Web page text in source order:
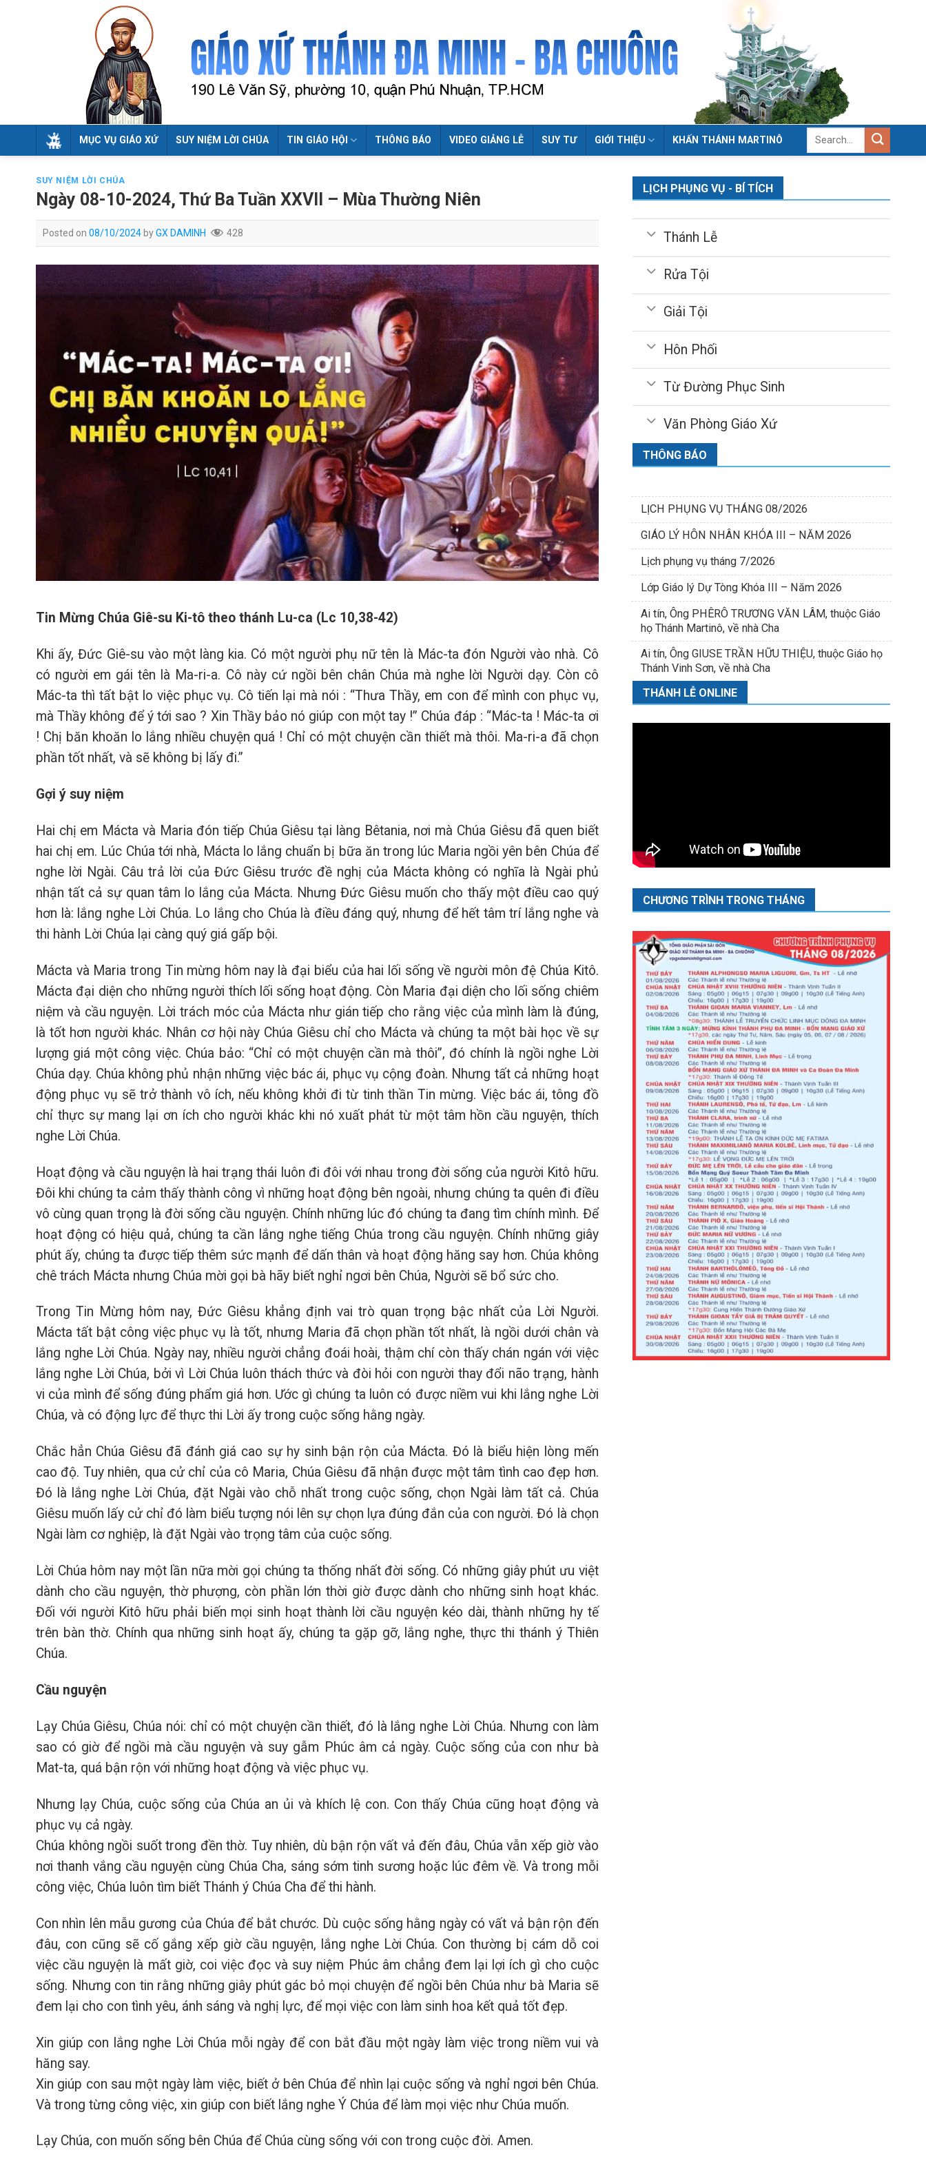
MỤC VỤ GIÁO XỨ SUY NIỆM LỜI CHÚA TIN GIÁO HỘI THÔNG BÁO VIDEO GIẢNG LỄ SUY TƯ GIỚI THIỆU KHẤN THÁNH MARTINÔ
SUY NIỆM LỜI CHÚA
Ngày 08-10-2024, Thứ Ba Tuần XXVII – Mùa Thường Niên
Posted on 08/10/2024 byGX DAMINH 428
Tin Mừng Chúa Giê-su Ki-tô theo thánh Lu-ca (Lc 10,38-42)
Khi ấy, Đức Giê-su vào một làng kia. Có một người phụ nữ tên là Mác-ta đón Người vào nhà. Cô
có người em gái tên là Ma-ri-a. Cô này cứ ngồi bên chân Chúa mà nghe lời Người dạy. Còn cô
Mác-ta thì tất bật lo việc phục vụ. Cô tiến lại mà nói : “Thưa Thầy, em con để mình con phục vụ,
mà Thầy không để ý tới sao ? Xin Thầy bảo nó giúp con một tay !” Chúa đáp : “Mác-ta ! Mác-ta ơi
! Chị băn khoăn lo lắng nhiều chuyện quá ! Chỉ có một chuyện cần thiết mà thôi. Ma-ri-a đã chọn
phần tốt nhất, và sẽ không bị lấy đi.”
Gợi ý suy niệm
Hai chị em Mácta và Maria đón tiếp Chúa Giêsu tại làng Bêtania, nơi mà Chúa Giêsu đã quen biết
hai chị em. Lúc Chúa tới nhà, Mácta lo lắng chuẩn bị bữa ăn trong lúc Maria ngồi yên bên Chúa để
nghe lời Ngài. Câu trả lời của Đức Giêsu trước đề nghị của Mácta không có nghĩa là Ngài phủ
nhận tất cả sự quan tâm lo lắng của Mácta. Nhưng Đức Giêsu muốn cho thấy một điều cao quý
hơn là: lắng nghe Lời Chúa. Lo lắng cho Chúa là điều đáng quý, nhưng để hết tâm trí lắng nghe và
thi hành Lời Chúa lại càng quý giá gấp bội.
Mácta và Maria trong Tin mừng hôm nay là đại biểu của hai lối sống về người môn đệ Chúa Kitô.
Mácta đại diện cho những người thích lối sống hoạt động. Còn Maria đại diện cho lối sống chiêm
niệm và cầu nguyện. Lời trách móc của Mácta như gián tiếp cho rằng việc của mình làm là đúng,
là tốt hơn người khác. Nhân cơ hội này Chúa Giêsu chỉ cho Mácta và chúng ta một bài học về sự
lượng giá một công việc. Chúa bảo: “Chỉ có một chuyện cần mà thôi”, đó chính là ngồi nghe Lời
Chúa dạy. Chúa không phủ nhận những việc bác ái, phục vụ cộng đoàn. Nhưng tất cả những hoạt
động phục vụ sẽ trở thành vô ích, nếu không khởi đi từ tinh thần Tin mừng. Việc bác ái, tông đồ
chỉ thực sự mang lại ơn ích cho người khác khi nó xuất phát từ một tâm hồn cầu nguyện, thích
nghe Lời Chúa.
Hoạt động và cầu nguyện là hai trạng thái luôn đi đôi với nhau trong đời sống của người Kitô hữu.
Đôi khi chúng ta cảm thấy thành công vì những hoạt động bên ngoài, nhưng chúng ta quên đi điều
vô cùng quan trọng là đời sống cầu nguyện. Chính những lúc đó chúng ta đang tìm chính mình. Để
hoạt động có hiệu quả, chúng ta cần lắng nghe tiếng Chúa trong cầu nguyện. Chính những giây
phút ấy, chúng ta được tiếp thêm sức mạnh để dấn thân và hoạt động hăng say hơn. Chúa không
chê trách Mácta nhưng Chúa mời gọi bà hãy biết nghỉ ngơi bên Chúa, Người sẽ bổ sức cho.
Trong Tin Mừng hôm nay, Đức Giêsu khẳng định vai trò quan trọng bậc nhất của Lời Người.
Mácta tất bật công việc phục vụ là tốt, nhưng Maria đã chọn phần tốt nhất, là ngồi dưới chân và
lắng nghe Lời Chúa. Ngày nay, nhiều người chẳng đoái hoài, thậm chí còn thấy chán ngán với việc
lắng nghe Lời Chúa, bởi vì Lời Chúa luôn thách thức và đòi hỏi con người thay đổi não trạng, hành
vi của mình để sống đúng phẩm giá hơn. Ước gì chúng ta luôn có được niềm vui khi lắng nghe Lời
Chúa, và có động lực để thực thi Lời ấy trong cuộc sống hằng ngày.
Chắc hẳn Chúa Giêsu đã đánh giá cao sự hy sinh bận rộn của Mácta. Đó là biểu hiện lòng mến
cao độ. Tuy nhiên, qua cử chỉ của cô Maria, Chúa Giêsu đã nhận được một tâm tình cao đẹp hơn.
Đó là lắng nghe Lời Chúa, đặt Ngài vào chỗ nhất trong cuộc sống, chọn Ngài làm tất cả. Chúa
Giêsu muốn lấy cử chỉ đó làm biểu tượng nói lên sự chọn lựa đúng đắn của con người. Đó là chọn
Ngài làm cơ nghiệp, là đặt Ngài vào trọng tâm của cuộc sống.
Lời Chúa hôm nay một lần nữa mời gọi chúng ta thống nhất đời sống. Có những giây phút ưu việt
dành cho cầu nguyện, thờ phượng, còn phần lớn thời giờ được dành cho những sinh hoạt khác.
Đối với người Kitô hữu phải biến mọi sinh hoạt thành lời cầu nguyện kéo dài, thành những hy tế
trên bàn thờ. Chính qua những sinh hoạt ấy, chúng ta gặp gỡ, lắng nghe, thực thi thánh ý Thiên
Chúa.
Cầu nguyện
Lạy Chúa Giêsu, Chúa nói: chỉ có một chuyện cần thiết, đó là lắng nghe Lời Chúa. Nhưng con làm
sao có giờ để ngồi mà cầu nguyện và suy gẫm Phúc âm cả ngày. Cuộc sống của con như bà
Mat-ta, quá bận rộn với những hoạt động và việc phục vụ.
Nhưng lạy Chúa, cuộc sống của Chúa an ủi và khích lệ con. Con thấy Chúa cũng hoạt động và
phục vụ cả ngày.
Chúa không ngồi suốt trong đền thờ. Tuy nhiên, dù bận rộn vất vả đến đâu, Chúa vẫn xếp giờ vào
nơi thanh vắng cầu nguyện cùng Chúa Cha, sáng sớm tinh sương hoặc lúc đêm về. Và trong mỗi
công việc, Chúa luôn tìm biết Thánh ý Chúa Cha để thi hành.
Con nhìn lên mẫu gương của Chúa để bắt chước. Dù cuộc sống hằng ngày có vất vả bận rộn đến
đâu, con cũng sẽ cố gắng xếp giờ cầu nguyện, lắng nghe Lời Chúa. Con thường bị cám dỗ coi
việc cầu nguyện là mất giờ, coi việc đọc và suy niệm Phúc âm chẳng đem lại lợi ích gì cho cuộc
sống. Nhưng con tin rằng những giây phút gác bỏ mọi chuyện để ngồi bên Chúa như bà Maria sẽ
đem lại cho con tình yêu, ánh sáng và nghị lực, để mọi việc con làm sinh hoa kết quả tốt đẹp.
Xin giúp con lắng nghe Lời Chúa mỗi ngày để con bắt đầu một ngày làm việc trong niềm vui và
hăng say.
Xin giúp con sau một ngày làm việc, biết ở bên Chúa để nhìn lại cuộc sống và nghỉ ngơi bên Chúa.
Và trong từng công việc, xin giúp con biết lắng nghe Ý Chúa để làm mọi việc như Chúa muốn.
Lạy Chúa, con muốn sống bên Chúa để Chúa cùng sống với con trong cuộc đời. Amen.
LỊCH PHỤNG VỤ - BÍ TÍCH
Thánh Lễ
Rửa Tội
Giải Tội
Hôn Phối
Từ Đường Phục Sinh
Văn Phòng Giáo Xứ
THÔNG BÁO
LỊCH PHỤNG VỤ THÁNG 08/2026
GIÁO LÝ HÔN NHÂN KHÓA III – NĂM 2026
Lịch phụng vụ tháng 7/2026
Lớp Giáo lý Dự Tòng Khóa III – Năm 2026
Ai tín, Ông PHÊRÔ TRƯƠNG VĂN LÂM, thuộc Giáo
họ Thánh Martinô, về nhà Cha
Ai tín, Ông GIUSE TRẦN HỮU THIỆU, thuộc Giáo họ
Thánh Vinh Sơn, về nhà Cha
THÁNH LỄ ONLINE
CHƯƠNG TRÌNH TRONG THÁNG